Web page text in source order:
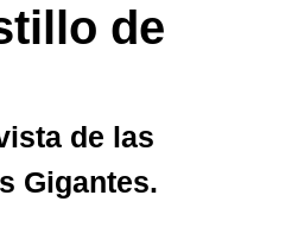
de
de las
Gigantes.